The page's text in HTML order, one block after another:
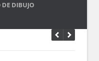
DIBUJO